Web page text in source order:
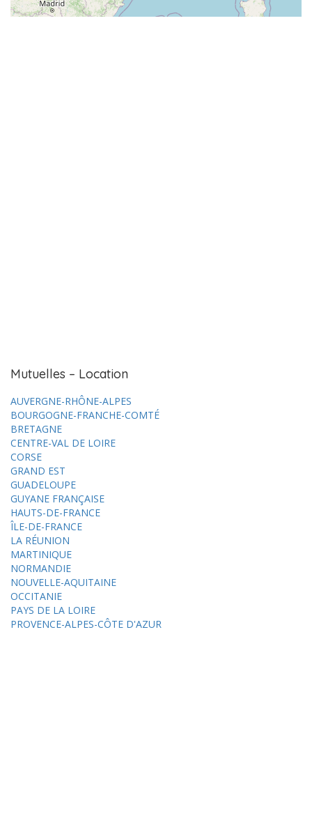
Mutuelles – Location
AUVERGNE-RHÔNE-ALPES
BOURGOGNE-FRANCHE-COMTÉ
BRETAGNE
CENTRE-VAL DE LOIRE
CORSE
GRAND EST
GUADELOUPE
GUYANE FRANÇAISE
HAUTS-DE-FRANCE
ÎLE-DE-FRANCE
LA RÉUNION
MARTINIQUE
NORMANDIE
NOUVELLE-AQUITAINE
OCCITANIE
PAYS DE LA LOIRE
PROVENCE-ALPES-CÔTE D'AZUR